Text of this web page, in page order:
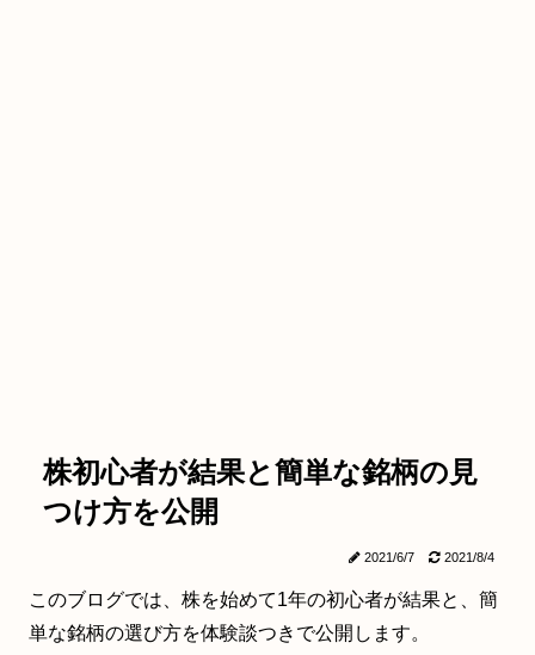
株初心者が結果と簡単な銘柄の見
つけ方を公開
2021/6/7 2021/8/4
このブログでは、株を始めて1年の初心者が結果と、簡
単な銘柄の選び方を体験談つきで公開します。